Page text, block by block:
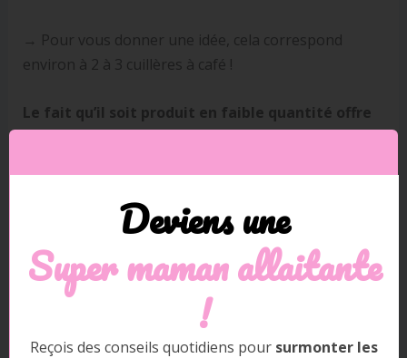
→ Pour vous donner une idée, cela correspond
environ à 2 à 3 cuillères à café !
Le fait qu’il soit produit en faible quantité offre
Deviens une
Super maman allaitante
!
Reçois des conseils quotidiens pour surmonter les